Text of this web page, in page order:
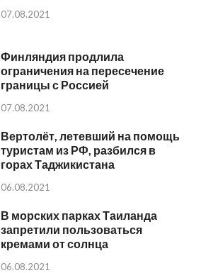
07.08.2021
Финляндия продлила
ограничения на пересечение
границы с Россией
07.08.2021
Вертолёт, летевший на помощь
туристам из РФ, разбился в
горах Таджикистана
06.08.2021
В морских парках Таиланда
запретили пользоваться
кремами от солнца
06.08.2021